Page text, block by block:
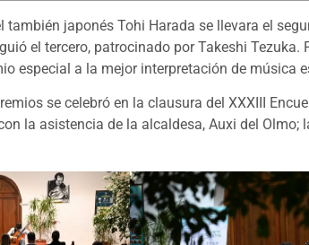
también japonés Tohi Harada se llevara el
el tercero, patrocinado por Takeshi
especial a la mejor interpretación de música
se celebró en la clausura del XXXIII
la asistencia de la alcaldesa, Auxi del Olmo;